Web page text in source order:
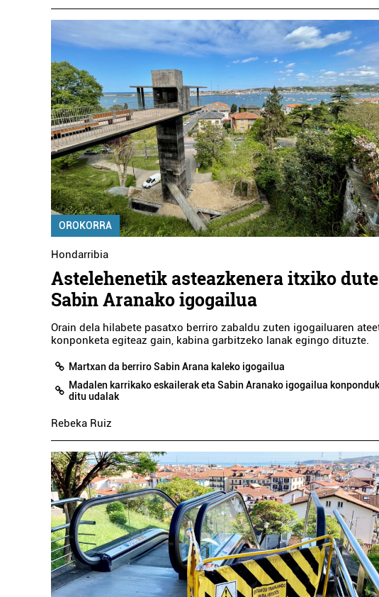
OROKORRA
Hondarribia
Astelehenetik asteazkenera itxiko dute
Sabin Aranako igogailua
Orain dela hilabete pasatxo berriro zabaldu zuten igogailuaren
konponketa egiteaz gain, kabina garbitzeko lanak egingo dituzte.
Martxan da berriro Sabin Arana kaleko igogailua
Madalen karrikako eskailerak eta Sabin Aranako igogailua
ditu udalak
Rebeka Ruiz
JANTZIGINTZAK
Errenteria-Orereta